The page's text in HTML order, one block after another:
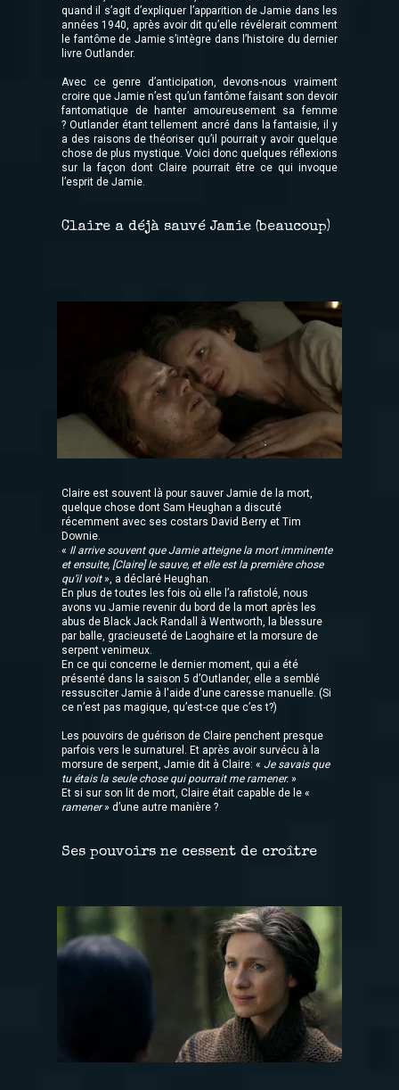
quand il s’agit d’expliquer l’apparition de Jamie dans les
années 1940, après avoir dit qu’elle révélerait comment
le fantôme de Jamie s’intègre dans l’histoire du dernier
livre Outlander.
Avec ce genre d’anticipation, devons-nous vraiment
croire que Jamie n’est qu’un fantôme faisant son devoir
fantomatique de hanter amoureusement sa femme
? Outlander étant tellement ancré dans la fantaisie, il y
a des raisons de théoriser qu’il pourrait y avoir quelque
chose de plus mystique. Voici donc quelques réflexions
sur la façon dont Claire pourrait être ce qui invoque
l’esprit de Jamie.
Claire a déjà sauvé Jamie (beaucoup)
Claire est souvent là pour sauver Jamie de la mort,
quelque chose dont Sam Heughan a discuté
récemment avec ses costars David Berry et Tim
Downie.
« Il arrive souvent que Jamie atteigne la mort imminente
et ensuite, [Claire] le sauve, et elle est la première chose
qu’il voit», a déclaré Heughan.
En plus de toutes les fois où elle l’a rafistolé, nous
avons vu Jamie revenir du bord de la mort après les
abus de Black Jack Randall à Wentworth, la blessure
par balle, gracieuseté de Laoghaire et la morsure de
serpent venimeux.
En ce qui concerne le dernier moment, qui a été
présenté dans la saison 5 d’Outlander, elle a semblé
ressusciter Jamie à l'aide d'une caresse manuelle. (Si
ce n’est pas magique, qu’est-ce que c’es t?)
Les pouvoirs de guérison de Claire penchent presque
parfois vers le surnaturel. Et après avoir survécu à la
morsure de serpent, Jamie dit à Claire: « Je savais que
tu étais la seule chose qui pourrait me ramener. »
Et si sur son lit de mort, Claire était capable de le «
ramener» d’une autre manière ?
Ses pouvoirs ne cessent de croître